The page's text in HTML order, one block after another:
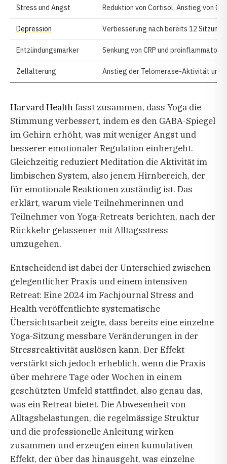
Stress und Angst Reduktion von Cortisol, Anstieg von
Depression Verbesserung nach bereits 12
Entzündungsmarker Senkung von CRP und
Zellalterung Anstieg der Telomerase-Aktivität um
Harvard Healthfasst zusammen, dass Yoga die
Stimmung verbessert, indem es den GABA-Spiegel
im Gehirn erhöht, was mit weniger Angst und
besserer emotionaler Regulation einhergeht.
Gleichzeitig reduziert Meditation die Aktivität im
limbischen System, also jenem Hirnbereich, der
für emotionale Reaktionen zuständig ist. Das
erklärt, warum viele Teilnehmerinnen und
Teilnehmer von Yoga-Retreats berichten, nach der
Rückkehr gelassener mit Alltagsstress
umzugehen.
Entscheidend ist dabei der Unterschied zwischen
gelegentlicher Praxis und einem intensiven
Retreat: Eine 2024 im Fachjournal Stress and
Health veröffentlichte systematische
Übersichtsarbeit zeigte, dass bereits eine einzelne
Yoga-Sitzung messbare Veränderungen in der
Stressreaktivität auslösen kann. Der Effekt
verstärkt sich jedoch erheblich, wenn die Praxis
über mehrere Tage oder Wochen in einem
geschützten Umfeld stattfindet, also genau das,
was ein Retreat bietet. Die Abwesenheit von
Alltagsbelastungen, die regelmässige Struktur
und die professionelle Anleitung wirken
zusammen und erzeugen einen kumulativen
Effekt, der über das hinausgeht, was einzelne